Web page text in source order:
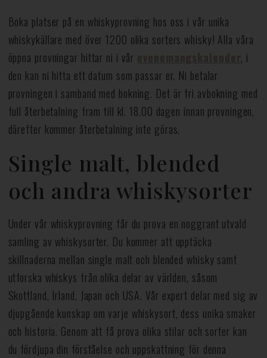
Boka platser på en whiskyprovning hos oss i vår unika
whiskykällare med över 1200 olika sorters whisky! Alla våra
öppna provningar hittar ni i vår
, i
den kan ni hitta ett datum som passar er. Ni betalar
provningen i samband med bokning. Det är fri avbokning med
full återbetalning fram till kl. 18.00 dagen innan provningen,
därefter kommer återbetalning inte göras.
Single malt, blended
och andra whiskysorter
Under vår whiskyprovning får du prova en noggrant utvald
samling av whiskysorter. Du kommer att upptäcka
skillnaderna mellan single malt och blended whisky samt
utforska whiskys från olika delar av världen, såsom
Skottland, Irland, Japan och USA. Vår expert delar med sig av
djupgående kunskap om varje whiskysort, dess unika smaker
och historia. Genom att få prova olika stilar och sorter kan
du fördjupa din förståelse och uppskattning för denna